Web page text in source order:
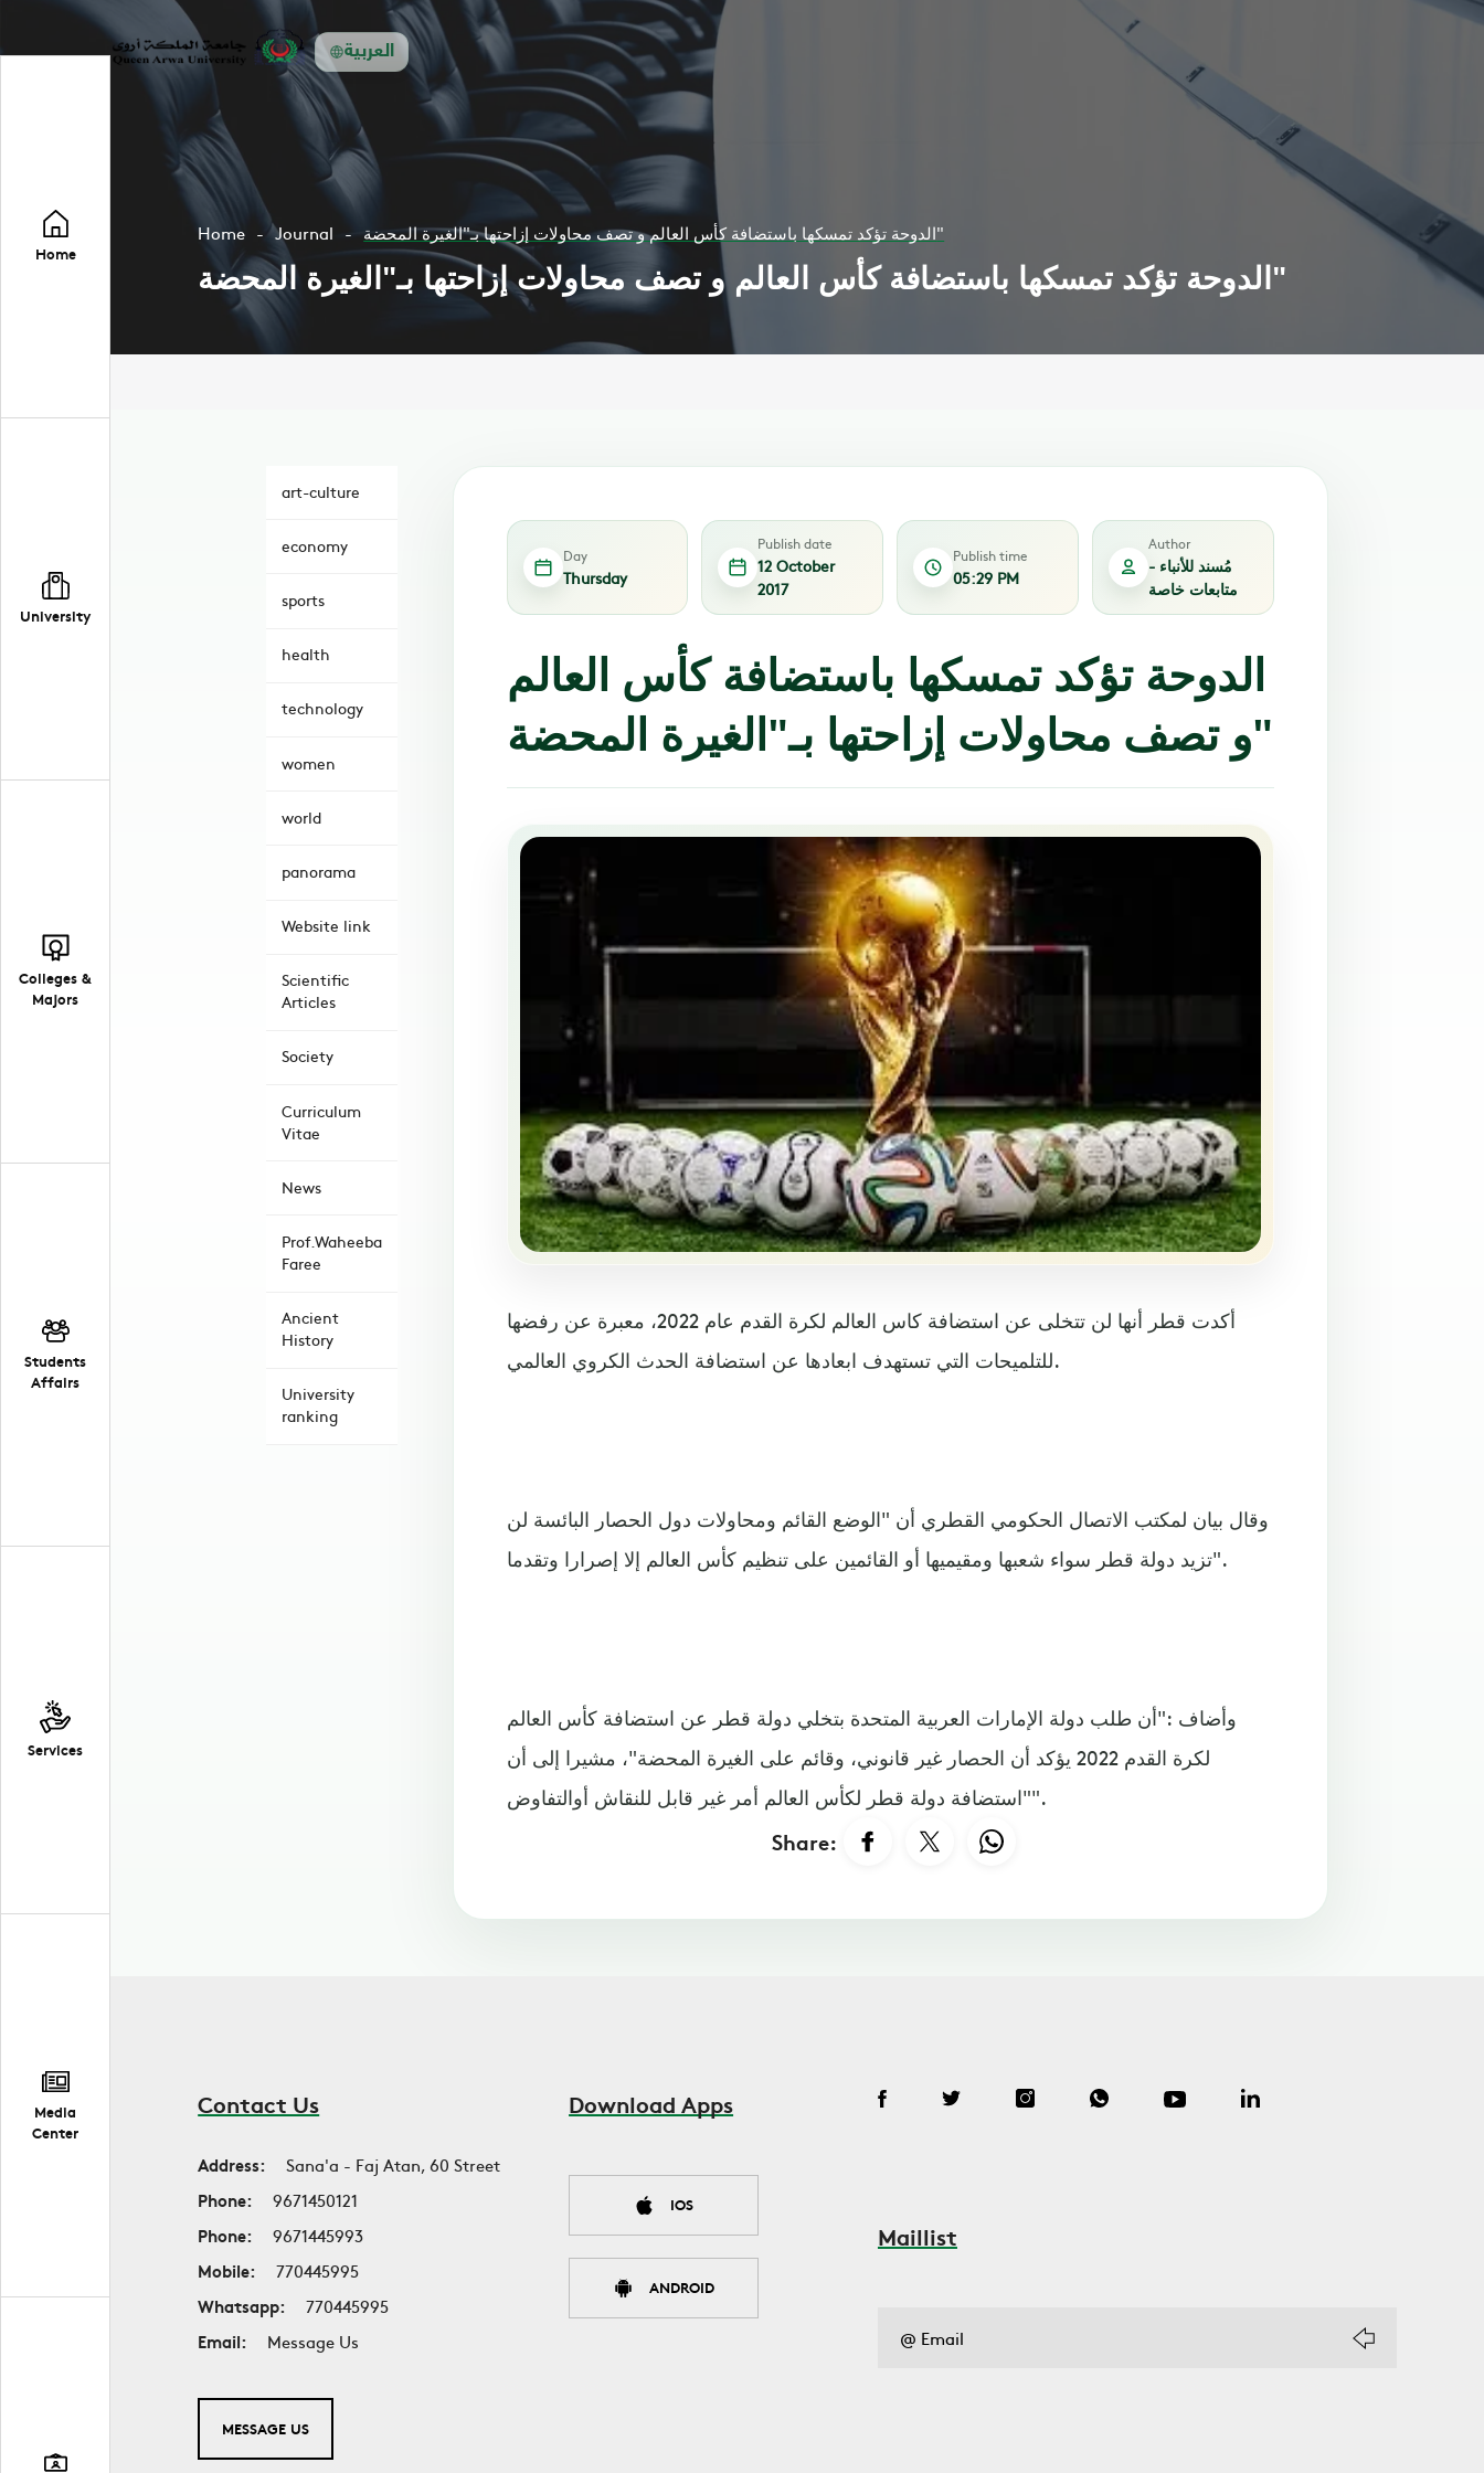
العربية
Home
University
Colleges &
Majors
Students
Affairs
Services
Media
Center
Home Journal الدوحة تؤكد تمسكها باستضافة كأس العالم و تصف محاولات إزاحتها بـ"الغيرة المحضة"
الدوحة تؤكد تمسكها باستضافة كأس العالم و تصف محاولات إزاحتها بـ"الغيرة المحضة"
art-culture
economy
sports
health
technology
women
world
panorama
Website link
Scientific
Articles
Society
Curriculum
Vitae
News
Prof.Waheeba
Faree
Ancient
History
University
ranking
Day
Thursday
Publish date
12 October
2017
Publish time
05:29 PM
Author
مُسند للأنباء -
متابعات خاصة
الدوحة تؤكد تمسكها باستضافة كأس العالم
و تصف محاولات إزاحتها بـ"الغيرة المحضة"
أكدت قطر أنها لن تتخلى عن استضافة كاس العالم لكرة القدم عام 2022، معبرة عن رفضها
للتلميحات التي تستهدف ابعادها عن استضافة الحدث الكروي العالمي.
وقال بيان لمكتب الاتصال الحكومي القطري أن "الوضع القائم ومحاولات دول الحصار البائسة لن
تزيد دولة قطر سواء شعبها ومقيميها أو القائمين على تنظيم كأس العالم إلا إصرارا وتقدما".
وأضاف :"أن طلب دولة الإمارات العربية المتحدة بتخلي دولة قطر عن استضافة كأس العالم
لكرة القدم 2022 يؤكد أن الحصار غير قانوني، وقائم على الغيرة المحضة"، مشيرا إلى أن
"استضافة دولة قطر لكأس العالم أمر غير قابل للنقاش أوالتفاوض".
Share:
Contact Us
Address:
Sana'a - Faj Atan, 60 Street
Phone:
9671450121
Phone:
9671445993
Mobile:
770445995
Whatsapp:
770445995
Email:
Message Us
MESSAGE US
Download Apps
IOS
ANDROID
Maillist